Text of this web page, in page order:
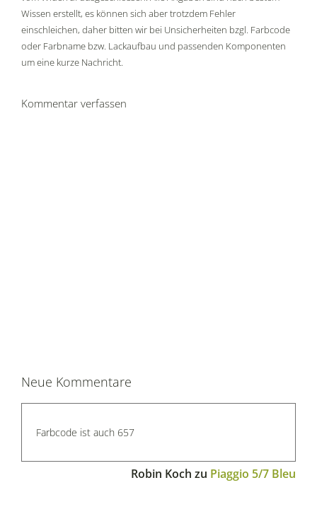
Wissen erstellt, es können sich aber trotzdem Fehler
einschleichen, daher bitten wir bei Unsicherheiten bzgl. Farbcode
oder Farbname bzw. Lackaufbau und passenden Komponenten
um eine kurze Nachricht.
Kommentar verfassen
Neue Kommentare
Farbcode ist auch 657
Robin Koch zu Piaggio 5/7 Bleu